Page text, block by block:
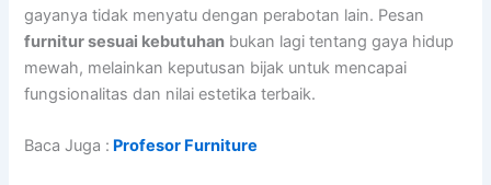
gayanya tidak menyatu dengan perabotan lain. Pesan
furnitur sesuai kebutuhan bukan lagi tentang gaya hidup
mewah, melainkan keputusan bijak untuk mencapai
fungsionalitas dan nilai estetika terbaik.
Baca Juga : Profesor Furniture